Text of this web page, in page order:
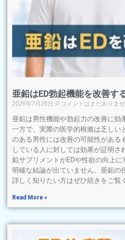
亜鉛はED勃起機能を改善す
2026年7月26日 コメントはまだありま
亜鉛は男性機能や勃起力の改善に効
一方で、実際の医学的根拠は乏しい
のある男性には改善の可能性がある
している人に対しては効果が証明さ
鉛サプリメントがEDや性欲の向上
明確な結論が出ていません。亜鉛の
詳しく知りたい方はぜひ続きをご覧
Read More »